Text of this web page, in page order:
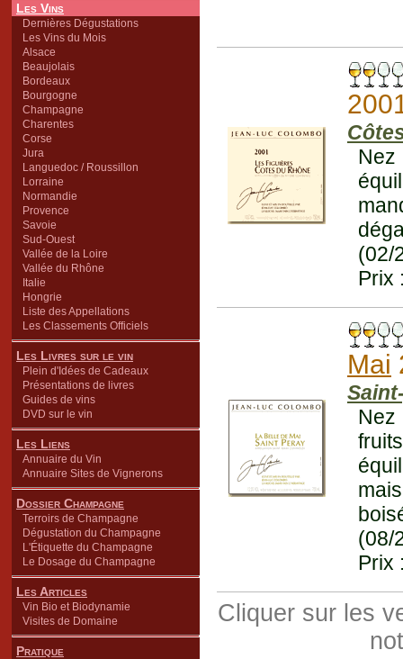
Les Vins
Dernières Dégustations
Les Vins du Mois
Alsace
Beaujolais
Bordeaux
Bourgogne
Champagne
Charentes
Corse
Jura
Languedoc / Roussillon
Lorraine
Normandie
Provence
Savoie
Sud-Ouest
Vallée de la Loire
Vallée du Rhône
Italie
Hongrie
Liste des Appellations
Les Classements Officiels
Les Livres sur le vin
Plein d'Idées de Cadeaux
Présentations de livres
Guides de vins
DVD sur le vin
Les Liens
Annuaire du Vin
Annuaire Sites de Vignerons
Dossier Champagne
Terroirs de Champagne
Dégustation du Champagne
L'Étiquette du Champagne
Le Dosage du Champagne
Les Articles
Vin Bio et Biodynamie
Visites de Domaine
Pratique
Nez
(02/
Prix
Mai
(08/
Prix
Cliquer sur les